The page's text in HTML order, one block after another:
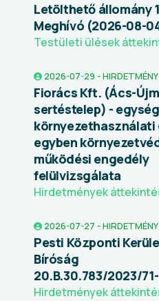
Letölthető állomány
Meghívó (2026-08-
Testületi ülések
2026-07-29 - HIRDETMÉNY
Fiorács Kft. (Ács-
sertéstelep) -
környezethasználati
egyben
működési engedély
felülvizsgálata
Hirdetmények
2026-07-27 - HIRDETMÉNY
Pesti Központi
Bíróság
20.B.30.783/2023/71-
Hirdetmények